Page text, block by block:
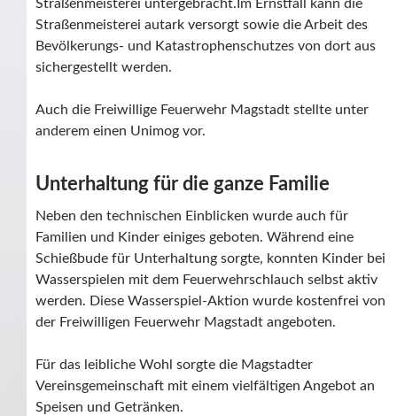
Straßenmeisterei untergebracht.Im Ernstfall kann die
Straßenmeisterei autark versorgt sowie die Arbeit des
Bevölkerungs- und Katastrophenschutzes von dort aus
sichergestellt werden.
Auch die Freiwillige Feuerwehr Magstadt stellte unter
anderem einen Unimog vor.
Unterhaltung für die ganze Familie
Neben den technischen Einblicken wurde auch für
Familien und Kinder einiges geboten. Während eine
Schießbude für Unterhaltung sorgte, konnten Kinder bei
Wasserspielen mit dem Feuerwehrschlauch selbst aktiv
werden. Diese Wasserspiel-Aktion wurde kostenfrei von
der Freiwilligen Feuerwehr Magstadt angeboten.
Für das leibliche Wohl sorgte die Magstadter
Vereinsgemeinschaft mit einem vielfältigen Angebot an
Speisen und Getränken.